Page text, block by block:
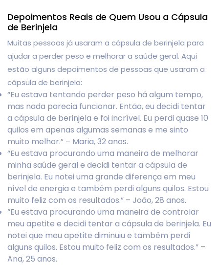
Depoimentos Reais de Quem Usou a Cápsula
de Berinjela
Muitas pessoas já usaram a cápsula de berinjela para
ajudar a perder peso e melhorar a saúde geral. Aqui
estão alguns depoimentos de pessoas que usaram a
cápsula de berinjela:
“Eu estava tentando perder peso há algum tempo,
mas nada parecia funcionar. Então, eu decidi tentar
a cápsula de berinjela e foi incrível. Eu perdi quase 10
quilos em apenas algumas semanas e me sinto
muito melhor.” – Maria, 32 anos.
“Eu estava procurando uma maneira de melhorar
minha saúde geral e decidi tentar a cápsula de
berinjela. Eu notei uma grande diferença em meu
nível de energia e também perdi alguns quilos. Estou
muito feliz com os resultados.” – João, 28 anos.
“Eu estava procurando uma maneira de controlar
meu apetite e decidi tentar a cápsula de berinjela. Eu
notei que meu apetite diminuiu e também perdi
alguns quilos. Estou muito feliz com os resultados.” –
Ana, 25 anos.